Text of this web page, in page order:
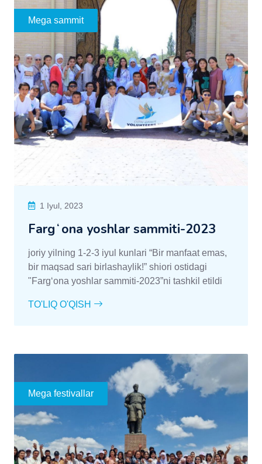
Mega sammit
1 Iyul, 2023
Fargʻona yoshlar sammiti-2023
joriy yilning 1-2-3 iyul kunlari “Bir manfaat emas,
bir maqsad sari birlashaylik!” shiori ostidagi
"Fargʻona yoshlar sammiti-2023”ni tashkil etildi
TO'LIQ O'QISH
Mega festivallar